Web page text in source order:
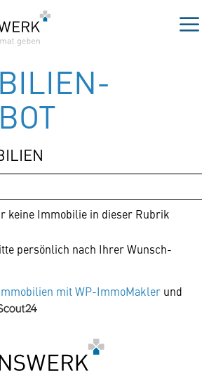
keine Immobilie in dieser Rubrik
persönlich nach Ihrer Wunsch-
mit WP-ImmoMakler und